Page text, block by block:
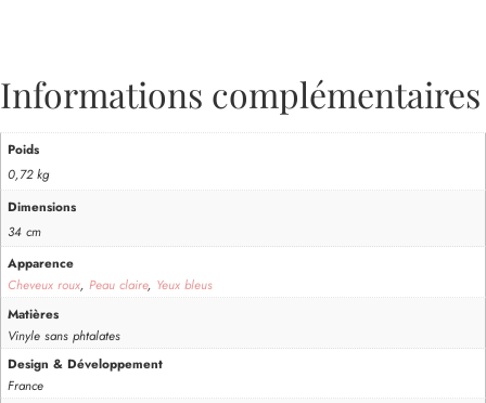
Informations complémentaires
Poids
0,72 kg
Dimensions
34 cm
Apparence
Cheveux roux, Peau claire, Yeux bleus
Matières
Vinyle sans phtalates
Design & Développement
France